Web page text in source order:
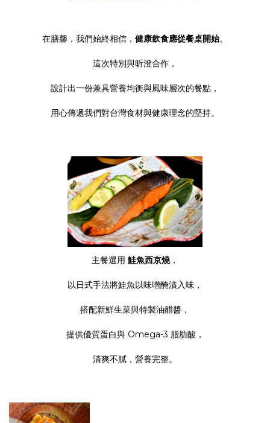
在膳馨，我們始終相信， 健康飲食應從餐桌開始。
這次特別與昕澄合作，
設計出一份兼具營養均衡與風味層次的餐點，
用心傳遞我們對台灣食材與健康理念的堅持。
主餐選用 鮭魚西京燒，
以日式手法將鮭魚以味噌醃漬入味，
搭配新鮮生菜與特製油醋醬，
提供優質蛋白與 Omega-3 脂肪酸，
清爽不膩，營養完整。